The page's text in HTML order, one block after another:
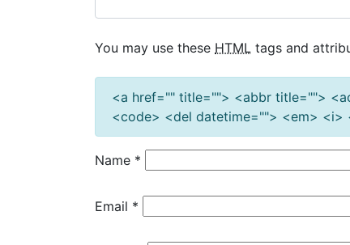
You may use these HTML tags and
<a href="" title=""> <abbr title="">
<code> <del datetime=""> <em>
Name *
Email *